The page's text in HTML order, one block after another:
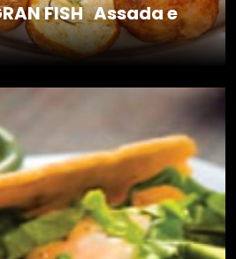
FISH Assada e